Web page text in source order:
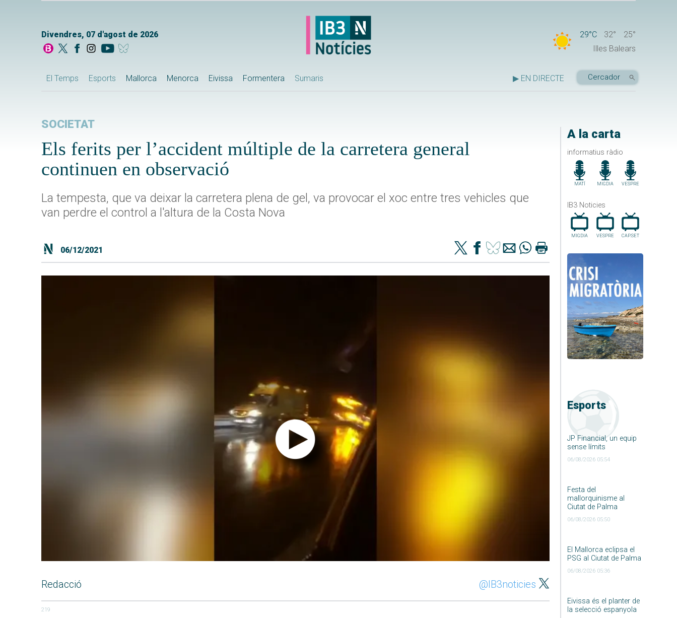
Divendres, 07 d'agost de 2026 29°C 32°
25°
Illes Balears
El Temps Esports Mallorca Menorca Eivissa Formentera Sumaris ▶ EN DIRECTE
A la carta
informatius ràdio
MATÍ MIGDIA VESPRE
IB3 Noticies
MIGDIA VESPRE CAP.SET
Esports
JP Financial, un equip
sense límits
06/08/2026 05:54
Festa del
mallorquinisme al
Ciutat de Palma
06/08/2026 05:50
El Mallorca eclipsa el
PSG al Ciutat de Palma
06/08/2026 05:36
Eivissa és el planter de
la selecció espanyola
SOCIETAT
Els ferits per l’accident múltiple de la carretera general
continuen en observació
La tempesta, que va deixar la carretera plena de gel, va provocar el xoc entre tres vehicles que
van perdre el control a l'altura de la Costa Nova
06/12/2021
Redacció @IB3noticies
219